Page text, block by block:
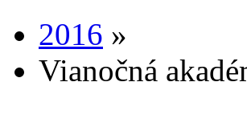
2016 »
Vianočná